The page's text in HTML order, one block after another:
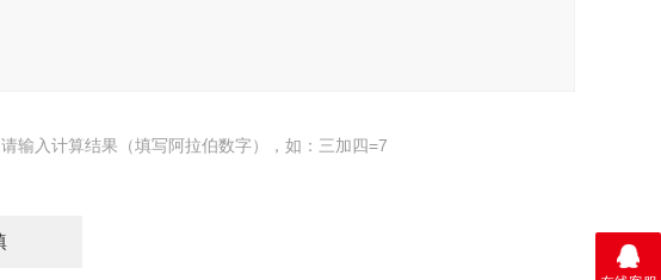
请输入计算结果（填写阿拉伯数字），如：三加四=7